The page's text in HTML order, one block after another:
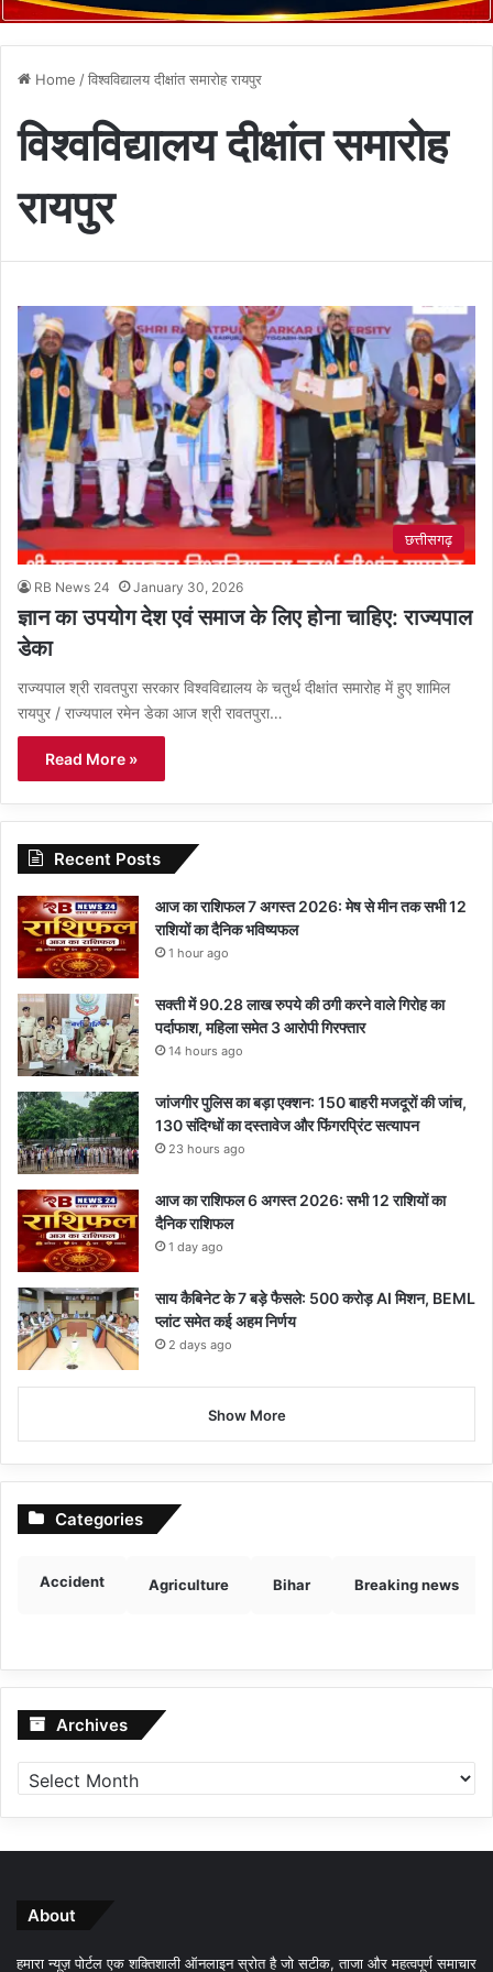
Home /विश्वविद्यालय दीक्षांत समारोह रायपुर
विश्वविद्यालय दीक्षांत समारोह
रायपुर
छत्तीसगढ़
RB News 24 January 30, 2026
ज्ञान का उपयोग देश एवं समाज के लिए होना चाहिए: राज्यपाल
डेका
राज्यपाल श्री रावतपुरा सरकार विश्वविद्यालय के चतुर्थ दीक्षांत समारोह में हुए शामिल
रायपुर / राज्यपाल रमेन डेका आज श्री रावतपुरा…
Read More »
Recent Posts
आज का राशिफल 7 अगस्त 2026: मेष से मीन तक सभी 12
राशियों का दैनिक भविष्यफल
1 hour ago
सक्ती में 90.28 लाख रुपये की ठगी करने वाले गिरोह का
पर्दाफाश, महिला समेत 3 आरोपी गिरफ्तार
14 hours ago
जांजगीर पुलिस का बड़ा एक्शन: 150 बाहरी मजदूरों की जांच,
130 संदिग्धों का दस्तावेज और फिंगरप्रिंट सत्यापन
23 hours ago
आज का राशिफल 6 अगस्त 2026: सभी 12 राशियों का
दैनिक राशिफल
1 day ago
साय कैबिनेट के 7 बड़े फैसले: 500 करोड़ AI मिशन, BEML
प्लांट समेत कई अहम निर्णय
2 days ago
Show More
Categories
Accident Agriculture Bihar Breaking news
Archives Archives
About
हमारा न्यूज़ पोर्टल एक शक्तिशाली ऑनलाइन स्रोत है जो सटीक, ताजा और महत्वपूर्ण समाचार